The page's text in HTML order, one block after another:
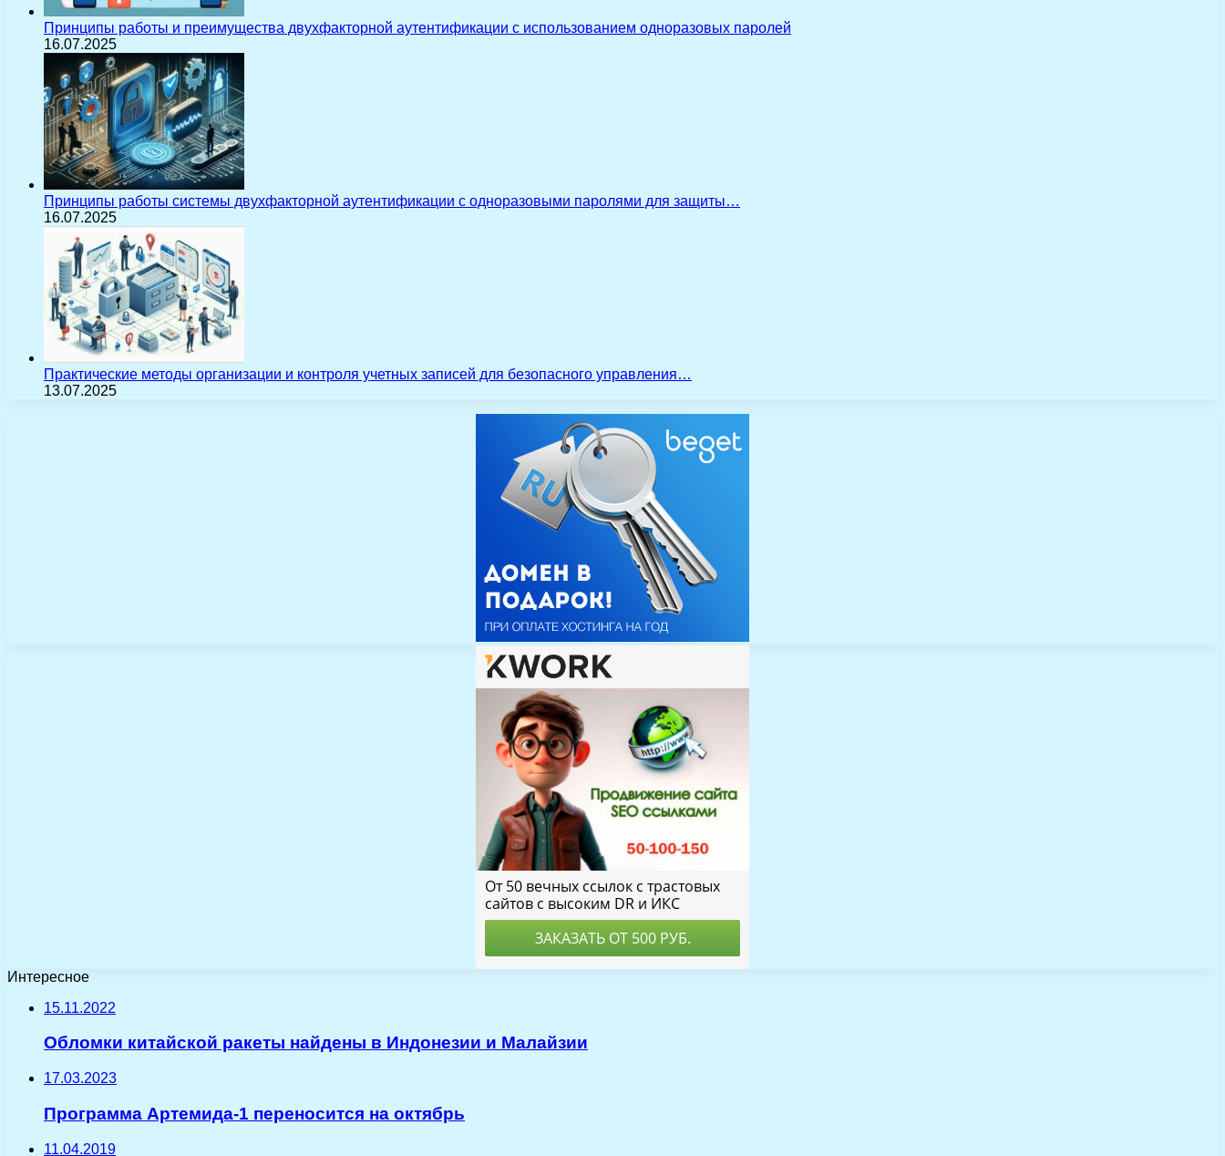
Принципы работы и преимущества двухфакторной аутентификации с использованием одноразовых паролей
16.07.2025
Принципы работы системы двухфакторной аутентификации с одноразовыми паролями для защиты…
16.07.2025
Практические методы организации и контроля учетных записей для безопасного управления…
13.07.2025
Интересное
15.11.2022
Обломки китайской ракеты найдены в Индонезии и Малайзии
17.03.2023
Программа Артемида-1 переносится на октябрь
11.04.2019